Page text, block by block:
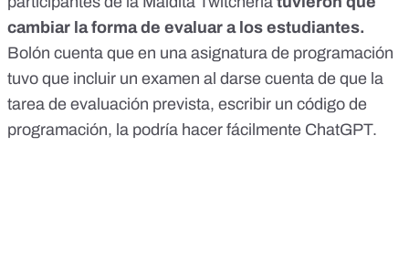
cambiar la forma de evaluar a los estudiantes.
Bolón cuenta que en una asignatura de programación
tuvo que incluir un examen al darse cuenta de que la
tarea de evaluación prevista, escribir un código de
programación, la podría hacer fácilmente ChatGPT.